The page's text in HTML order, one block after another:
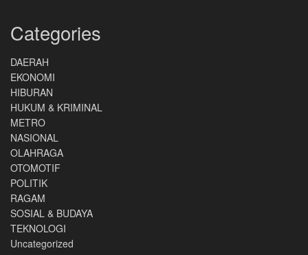
Categories
DAERAH
EKONOMI
HIBURAN
HUKUM & KRIMINAL
METRO
NASIONAL
OLAHRAGA
OTOMOTIF
POLITIK
RAGAM
SOSIAL & BUDAYA
TEKNOLOGI
Uncategorized